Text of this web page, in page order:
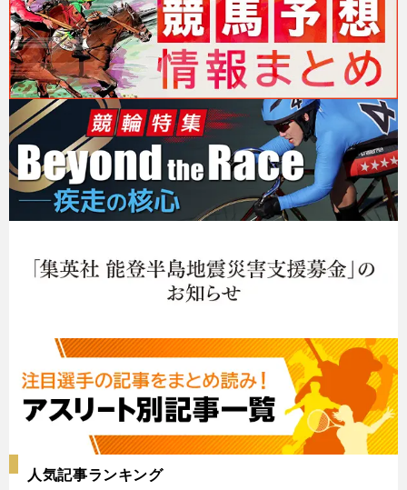
人気記事ランキング